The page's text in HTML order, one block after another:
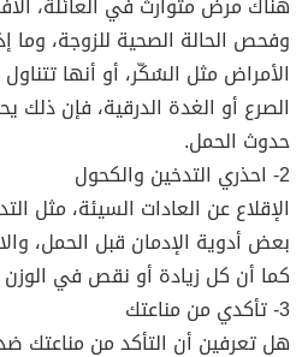
وفحص الحالة الصحية للزوجة،
الأمراض مثل السُكّر، أو أنها
الصرع أو الغدة الدرقية، فإن ذلك
حدوث الحمل.
2- احذري التدخين والكحول
الإقلاع عن العادات السيئة، مثل
بعض أدوية الإدمان قبل الحمل،
كما أن كل زيادة أو نقص في الوزن
3- تأكدي من مناعتك
هل تعرفين أن التأكد من مناعتك